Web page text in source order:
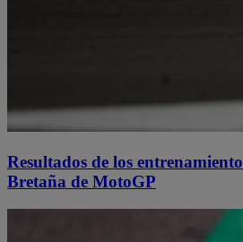
Resultados de los
Bretaña de MotoGP